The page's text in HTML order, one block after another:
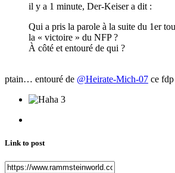
il y a 1 minute, Der-Keiser a dit :
Qui a pris la parole à la suite du 1er
la « victoire » du NFP ?
À côté et entouré de qui ?
ptain… entouré de @Heirate-Mich-07 ce
3
Link to post